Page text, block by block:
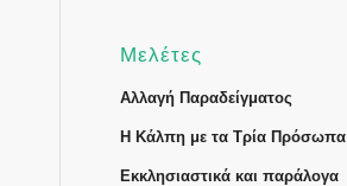
Μελέτες
Αλλαγή Παραδείγματος
Η Κάλπη με τα Τρία Πρόσωπα
Εκκλησιαστικά και παράλογα